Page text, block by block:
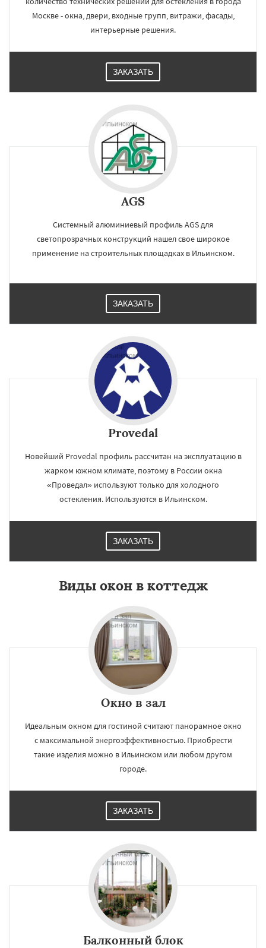
регионам
Лесной Городок
Малаховка
Монино
Некрасовское Обухово
Москве - окна, двери, входные групп, витражи, фасады,
интерьерные решения.
ЗАКАЗАТЬ
AGS
Системный алюминиевый профиль AGS для
светопрозрачных конструкций нашел свое широкое
применение на строительных площадках в Ильинском.
ЗАКАЗАТЬ
Provedal
Новейший Provedal профиль рассчитан на эксплуатацию в
жарком южном климате, поэтому в России окна
«Проведал» используют только для холодного
остекления. Используются в Ильинском.
ЗАКАЗАТЬ
Виды окон в коттедж
Окно в зал
Идеальным окном для гостиной считают панорамное окно
с максимальной энергоэффективностью. Приобрести
такие изделия можно в Ильинском или любом другом
городе.
ЗАКАЗАТЬ
Балконный блок
УЗНАТЬ ПОДРОБНЕЕ